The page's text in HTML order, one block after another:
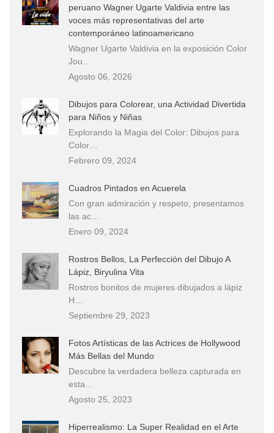
peruano Wagner Ugarte Valdivia entre las
voces más representativas del arte
contemporáneo latinoamericano
Wagner Ugarte Valdivia en la exposición Color
Jou…
Agosto 06, 2026
Dibujos para Colorear, una Actividad Divertida
para Niños y Niñas
Explorando la Magia del Color: Dibujos para
Color…
Febrero 09, 2024
Cuadros Pintados en Acuerela
Con gran admiración y respeto, presentamos
las ac…
Enero 09, 2024
Rostros Bellos, La Perfección del Dibujo A
Lápiz, Biryulina Vita
Rostros bonitos de mujeres dibujados a lápiz
H…
Septiembre 29, 2023
Fotos Artísticas de las Actrices de Hollywood
Más Bellas del Mundo
Descubre la verdadera belleza capturada en
esta…
Agosto 25, 2023
Hiperrealismo: La Super Realidad en el Arte